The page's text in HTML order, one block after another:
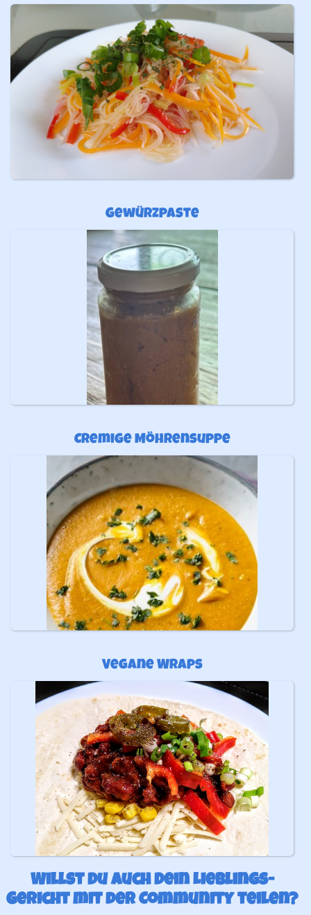
Gewürzpaste
Cremige Möhrensuppe
Vegane Wraps
Willst Du auch Dein Lieblings-
Gericht mit der Community teilen?